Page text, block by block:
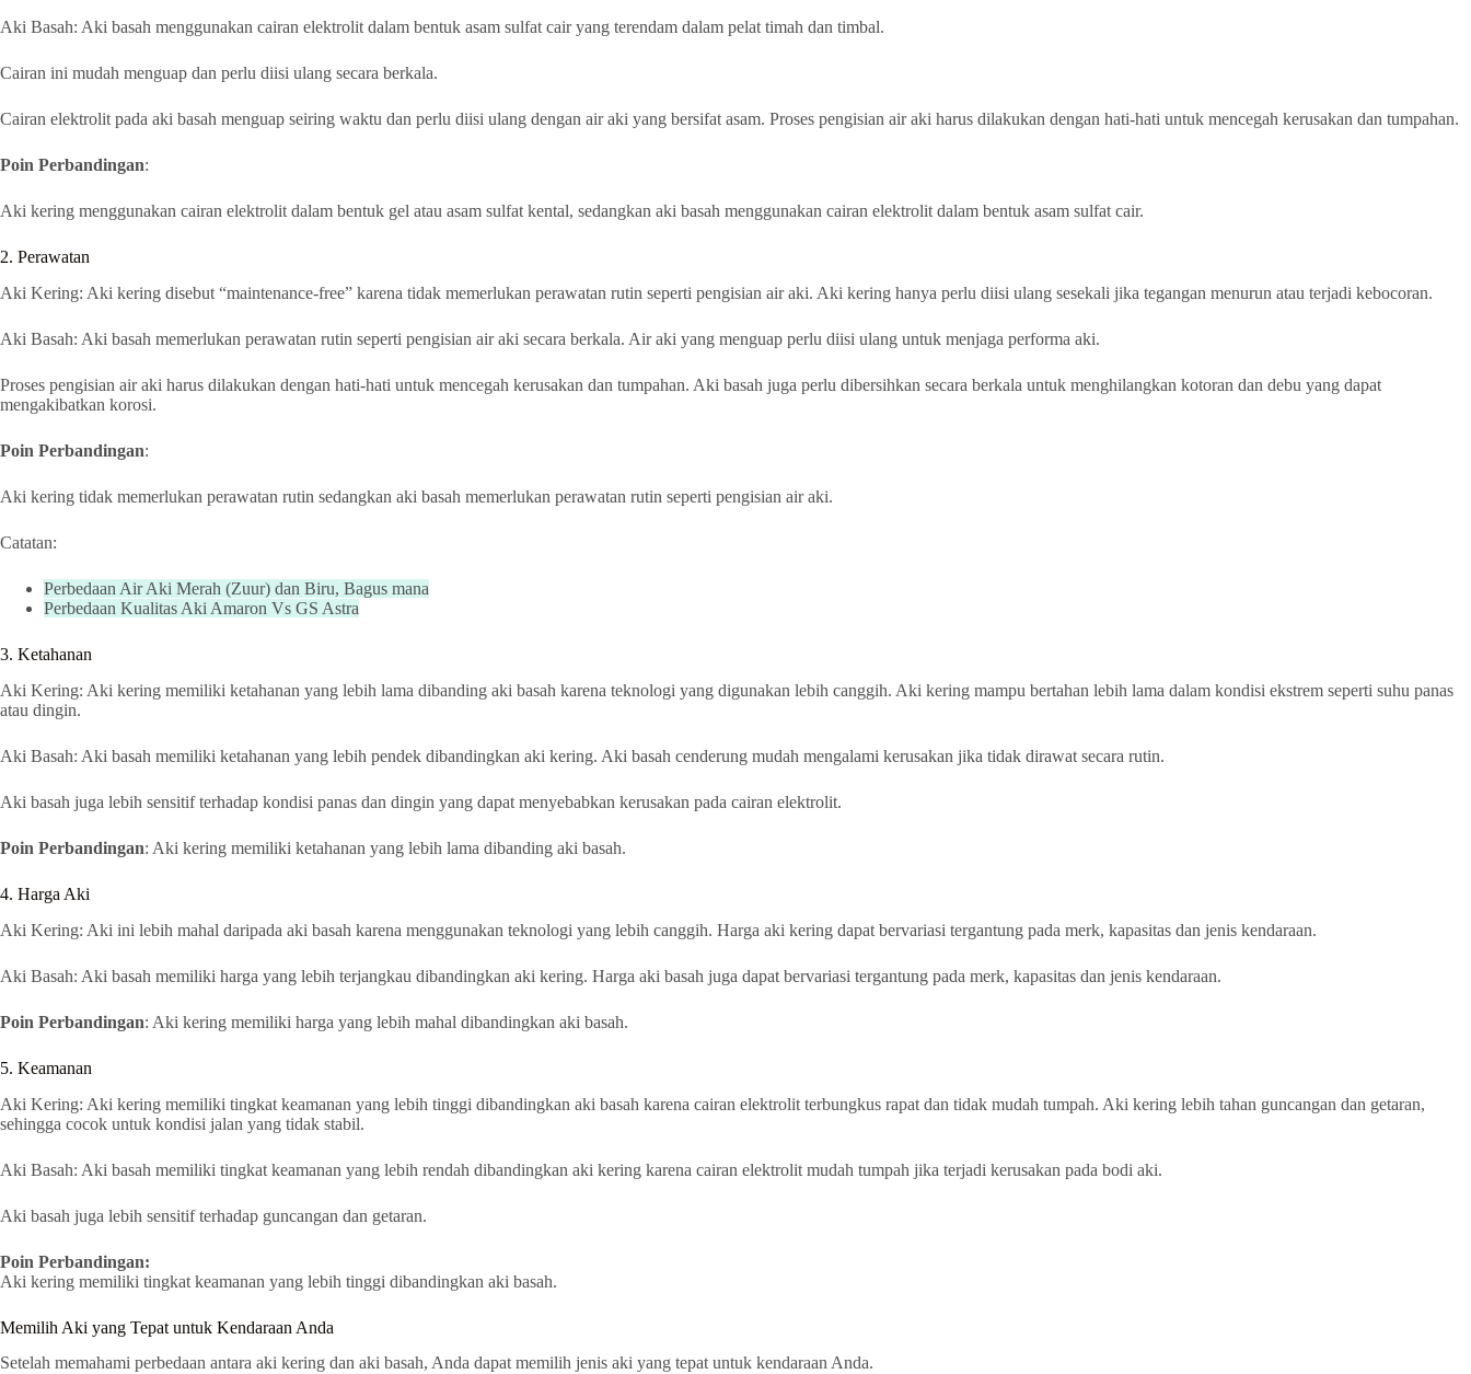
Aki Basah: Aki basah menggunakan cairan elektrolit dalam bentuk asam sulfat cair yang terendam dalam pelat timah dan timbal.
Cairan ini mudah menguap dan perlu diisi ulang secara berkala.
Cairan elektrolit pada aki basah menguap seiring waktu dan perlu diisi ulang dengan air aki yang bersifat asam. Proses pengisian air aki harus dilakukan dengan hati-hati untuk mencegah kerusakan dan tumpahan.
Poin Perbandingan:
Aki kering menggunakan cairan elektrolit dalam bentuk gel atau asam sulfat kental, sedangkan aki basah menggunakan cairan elektrolit dalam bentuk asam sulfat cair.
2. Perawatan
Aki Kering: Aki kering disebut “maintenance-free” karena tidak memerlukan perawatan rutin seperti pengisian air aki. Aki kering hanya perlu diisi ulang sesekali jika tegangan menurun atau terjadi kebocoran.
Aki Basah: Aki basah memerlukan perawatan rutin seperti pengisian air aki secara berkala. Air aki yang menguap perlu diisi ulang untuk menjaga performa aki.
Proses pengisian air aki harus dilakukan dengan hati-hati untuk mencegah kerusakan dan tumpahan. Aki basah juga perlu dibersihkan secara berkala untuk menghilangkan kotoran dan debu yang dapat
mengakibatkan korosi.
Poin Perbandingan:
Aki kering tidak memerlukan perawatan rutin sedangkan aki basah memerlukan perawatan rutin seperti pengisian air aki.
Catatan:
Perbedaan Air Aki Merah (Zuur) dan Biru, Bagus mana
Perbedaan Kualitas Aki Amaron Vs GS Astra
3. Ketahanan
Aki Kering: Aki kering memiliki ketahanan yang lebih lama dibanding aki basah karena teknologi yang digunakan lebih canggih. Aki kering mampu bertahan lebih lama dalam kondisi ekstrem seperti suhu panas
atau dingin.
Aki Basah: Aki basah memiliki ketahanan yang lebih pendek dibandingkan aki kering. Aki basah cenderung mudah mengalami kerusakan jika tidak dirawat secara rutin.
Aki basah juga lebih sensitif terhadap kondisi panas dan dingin yang dapat menyebabkan kerusakan pada cairan elektrolit.
Poin Perbandingan: Aki kering memiliki ketahanan yang lebih lama dibanding aki basah.
4. Harga Aki
Aki Kering: Aki ini lebih mahal daripada aki basah karena menggunakan teknologi yang lebih canggih. Harga aki kering dapat bervariasi tergantung pada merk, kapasitas dan jenis kendaraan.
Aki Basah: Aki basah memiliki harga yang lebih terjangkau dibandingkan aki kering. Harga aki basah juga dapat bervariasi tergantung pada merk, kapasitas dan jenis kendaraan.
Poin Perbandingan: Aki kering memiliki harga yang lebih mahal dibandingkan aki basah.
5. Keamanan
Aki Kering: Aki kering memiliki tingkat keamanan yang lebih tinggi dibandingkan aki basah karena cairan elektrolit terbungkus rapat dan tidak mudah tumpah. Aki kering lebih tahan guncangan dan getaran,
sehingga cocok untuk kondisi jalan yang tidak stabil.
Aki Basah: Aki basah memiliki tingkat keamanan yang lebih rendah dibandingkan aki kering karena cairan elektrolit mudah tumpah jika terjadi kerusakan pada bodi aki.
Aki basah juga lebih sensitif terhadap guncangan dan getaran.
Poin Perbandingan:
Aki kering memiliki tingkat keamanan yang lebih tinggi dibandingkan aki basah.
Memilih Aki yang Tepat untuk Kendaraan Anda
Setelah memahami perbedaan antara aki kering dan aki basah, Anda dapat memilih jenis aki yang tepat untuk kendaraan Anda.